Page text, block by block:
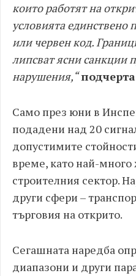
които работят на
условията единствено
или червен код.
липсват ясни санкции
нарушения,“
Само през юни в
подадени над 20
допустимите
време, като най-много
строителния сектор.
други сфери –
търговия на открито.
Сегашната наредба
диапазони и други